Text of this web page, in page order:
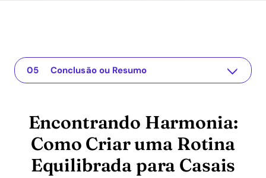
Encontrando Harmonia: Como Criar uma Rotina Equilibrada para Casais
The app for your relationship
Compreendendo o Problema
Soluções Práticas ou Insumos
Conclusão ou Resumo
Encontrando Harmonia:
Como Criar uma Rotina
Equilibrada para Casais